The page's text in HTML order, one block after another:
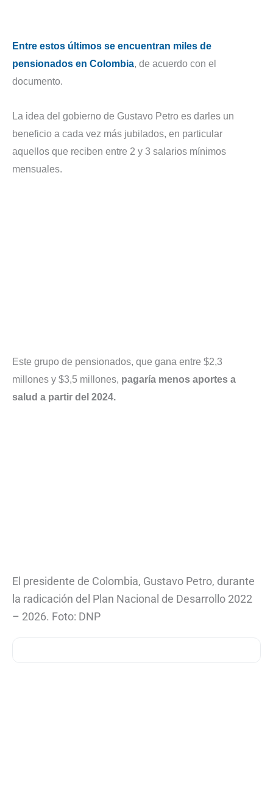
Entre estos últimos se encuentran miles de
pensionados en Colombia, de acuerdo con el
documento.
La idea del gobierno de Gustavo Petro es darles un
beneficio a cada vez más jubilados, en particular
aquellos que reciben entre 2 y 3 salarios mínimos
mensuales.
Este grupo de pensionados, que gana entre $2,3
millones y $3,5 millones, pagaría menos aportes a
salud a partir del 2024.
El presidente de Colombia, Gustavo Petro, durante
la radicación del Plan Nacional de Desarrollo 2022
– 2026. Foto: DNP